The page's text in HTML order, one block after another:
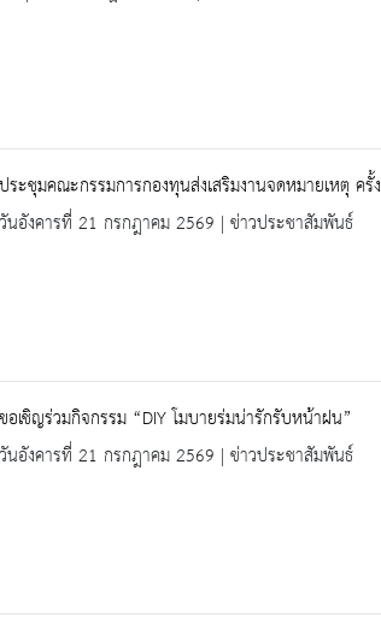
ประชุมคณะกรรมการกองทุนส่งเสริมงานจดหมายเหตุ
วันอังคารที่ 21 กรกฎาคม 2569 | ข่าวประชาสัมพันธ์
ขอเชิญร่วมกิจกรรม “DIY โมบายร่มน่ารักรับหน้าฝน”
วันอังคารที่ 21 กรกฎาคม 2569 | ข่าวประชาสัมพันธ์